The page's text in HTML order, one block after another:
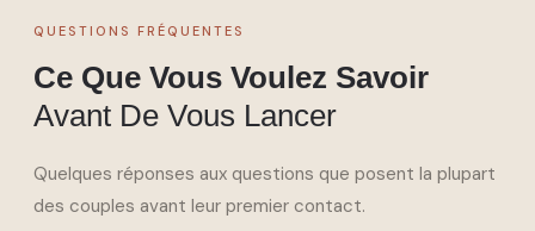
QUESTIONS FRÉQUENTES
Ce Que Vous Voulez Savoir
Avant De Vous Lancer
Quelques réponses aux questions que posent la plupart
des couples avant leur premier contact.